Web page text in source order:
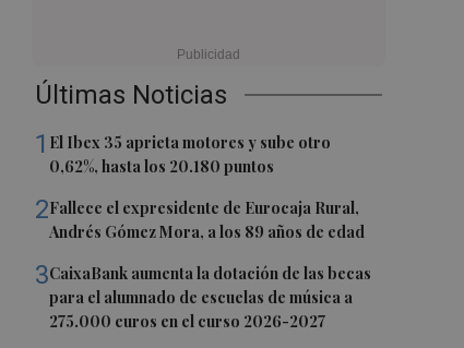
Últimas Noticias
1 El Ibex 35 aprieta motores y sube otro
0,62%, hasta los 20.180 puntos
2Fallece el expresidente de Eurocaja Rural,
Andrés Gómez Mora, a los 89 años de edad
3CaixaBank aumenta la dotación de las becas
para el alumnado de escuelas de música a
275.000 euros en el curso 2026-2027